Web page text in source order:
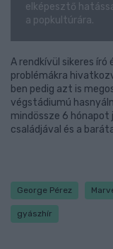
elképesztő
a popkultúrára.
A rendkívül sikeres író
problémákra
ben pedig azt is
végstádiumú
mindössze 6 hónapot
családjával és a
George Pérez
gyászhír